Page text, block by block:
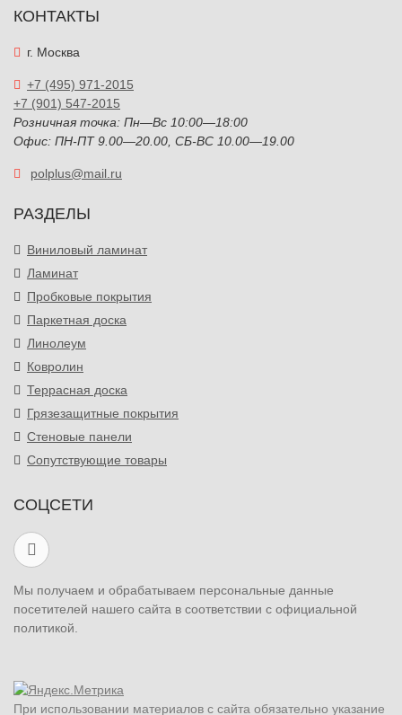
КОНТАКТЫ
г. Москва
+7 (495) 971-2015
+7 (901) 547-2015
Розничная точка: Пн—Вс 10:00—18:00
Офис: ПН-ПТ 9.00—20.00, СБ-ВС 10.00—19.00
polplus@mail.ru
РАЗДЕЛЫ
Виниловый ламинат
Ламинат
Пробковые покрытия
Паркетная доска
Линолеум
Ковролин
Террасная доска
Грязезащитные покрытия
Стеновые панели
Сопутствующие товары
СОЦСЕТИ
Мы получаем и обрабатываем персональные данные
посетителей нашего сайта в соответствии с официальной
политикой.
При использовании материалов с сайта обязательно указание